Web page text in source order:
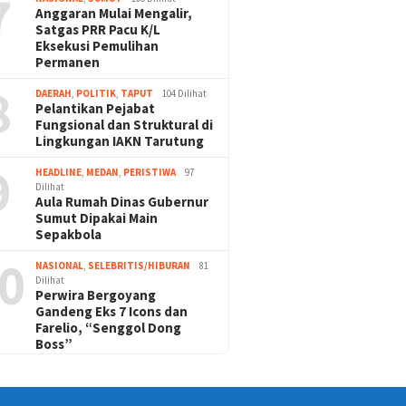
Anggaran Mulai Mengalir,
Satgas PRR Pacu K/L
Eksekusi Pemulihan
Permanen
DAERAH, POLITIK, TAPUT 104 Dilihat
Pelantikan Pejabat
Fungsional dan Struktural di
Lingkungan IAKN Tarutung
HEADLINE, MEDAN, PERISTIWA
97
Dilihat
Aula Rumah Dinas Gubernur
Sumut Dipakai Main
Sepakbola
NASIONAL, SELEBRITIS/HIBURAN
81
Dilihat
Perwira Bergoyang
Gandeng Eks 7 Icons dan
Farelio, “Senggol Dong
Boss”